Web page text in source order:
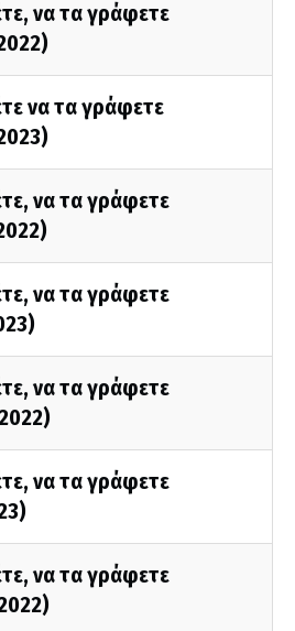
να τα γράφετε
να τα γράφετε
να τα γράφετε
να τα γράφετε
να τα γράφετε
να τα γράφετε
να τα γράφετε